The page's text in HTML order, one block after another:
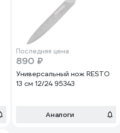
Последняя цена
890 ₽
Универсальный нож RESTO
13 см 12/24 95343
Аналоги